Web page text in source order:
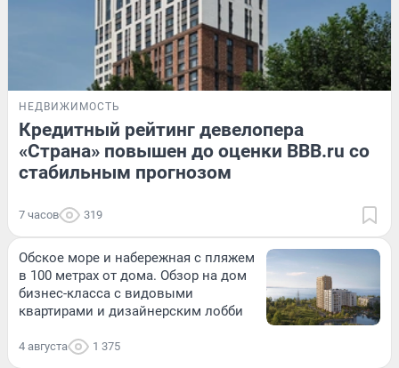
НЕДВИЖИМОСТЬ
Кредитный рейтинг девелопера
«Страна» повышен до оценки BBB.ru со
стабильным прогнозом
7 часов 319
Обское море и набережная с пляжем
в 100 метрах от дома. Обзор на дом
бизнес-класса с видовыми
квартирами и дизайнерским лобби
4 августа 1 375